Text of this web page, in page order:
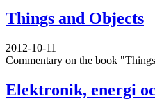
Things and Objects
2012-10-11
Commentary on the book
Elektronik, energi